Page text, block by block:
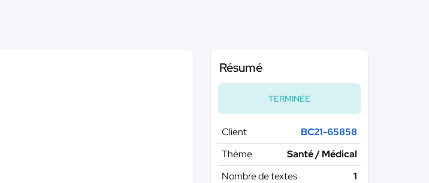
Résumé
TERMINÉE
Client
BC21-65858
Thème
Santé / Médical
Nombre de textes
1